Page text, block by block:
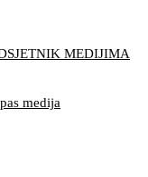
MEDIJIMA
medija